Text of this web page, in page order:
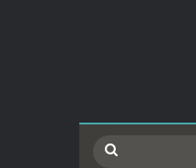
ابحث